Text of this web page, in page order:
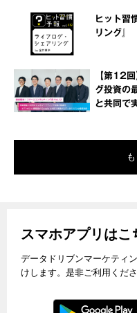
ヒット習
リング』
【第12
グ投資の
と共同で
スマホアプリはこ
データドリブンマーケティ
けします。是非ご利用くださ